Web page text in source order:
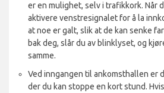
er en mulighet, selv i trafikkork. Når
aktivere venstresignalet for å la
at noe er galt, slik at de kan senke
bak deg, slår du av blinklyset, og
samme.
Ved inngangen til ankomsthallen er
der du kan stoppe en kort stund.